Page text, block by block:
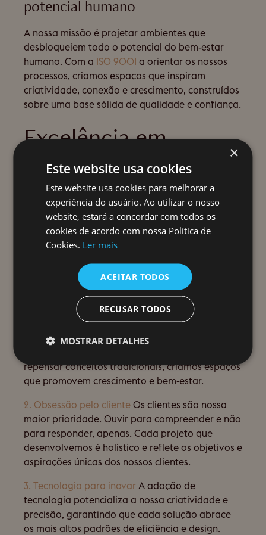
potencial humano
A nossa missão é projetar ambientes que
desbloqueiem todo o potencial do bem-estar
humano. Com a ISO 9001 a orientar os nossos
processos, criamos espaços que inspiram
criatividade, conexão e crescimento, construídos
sobre uma base sólida de qualidade e confiança.
Excelência em
Arquitetura & Design
de Interiores
A base do sucesso reside em
No wonderstudio, cada decisão que tomamos é
sustentada em valores fundamentais:
1. Desafiar o status quoA inovação está no
repensar conceitos tradicionais, criamos espaços
que promovem crescimento e bem-estar.
2. Obsessão pelo cliente Os clientes são nossa
maior prioridade. Ouvir para compreender e não
para responder, apenas. Cada projeto que
desenvolvemos é holístico e reflete os objetivos e
aspirações únicas dos nossos clientes.
3. Tecnologia para inovar A adoção de
tecnologia potencializa a nossa criatividade e
precisão, garantindo que cada solução abrace
os mais altos padrões de eficiência e design.
×
Este website usa cookies
Este website usa cookies para melhorar a
experiência do usuário. Ao utilizar o nosso
website, estará a concordar com todos os
cookies de acordo com nossa Política de
Cookies. Ler mais
ACEITAR TODOS
RECUSAR TODOS
MOSTRAR DETALHES